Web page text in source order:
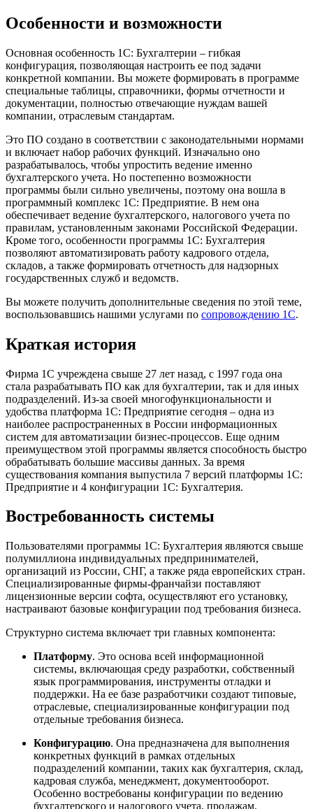
Особенности и возможности
Основная особенность 1С: Бухгалтерии – гибкая
конфигурация, позволяющая настроить ее под задачи
конкретной компании. Вы можете формировать в программе
специальные таблицы, справочники, формы отчетности и
документации, полностью отвечающие нуждам вашей
компании, отраслевым стандартам.
Это ПО создано в соответствии с законодательными нормами
и включает набор рабочих функций. Изначально оно
разрабатывалось, чтобы упростить ведение именно
бухгалтерского учета. Но постепенно возможности
программы были сильно увеличены, поэтому она вошла в
программный комплекс 1С: Предприятие. В нем она
обеспечивает ведение бухгалтерского, налогового учета по
правилам, установленным законами Российской Федерации.
Кроме того, особенности программы 1С: Бухгалтерия
позволяют автоматизировать работу кадрового отдела,
складов, а также формировать отчетность для надзорных
государственных служб и ведомств.
Вы можете получить дополнительные сведения по этой теме,
воспользовавшись нашими услугами по сопровождению 1С.
Краткая история
Фирма 1С учреждена свыше 27 лет назад, с 1997 года она
стала разрабатывать ПО как для бухгалтерии, так и для иных
подразделений. Из-за своей многофункциональности и
удобства платформа 1С: Предприятие сегодня – одна из
наиболее распространенных в России информационных
систем для автоматизации бизнес-процессов. Еще одним
преимуществом этой программы является способность быстро
обрабатывать большие массивы данных. За время
существования компания выпустила 7 версий платформы 1С:
Предприятие и 4 конфигурации 1С: Бухгалтерия.
Востребованность системы
Пользователями программы 1С: Бухгалтерия являются свыше
полумиллиона индивидуальных предпринимателей,
организаций из России, СНГ, а также ряда европейских стран.
Специализированные фирмы-франчайзи поставляют
лицензионные версии софта, осуществляют его установку,
настраивают базовые конфигурации под требования бизнеса.
Структурно система включает три главных компонента:
Платформу. Это основа всей информационной
системы, включающая среду разработки, собственный
язык программирования, инструменты отладки и
поддержки. На ее базе разработчики создают типовые,
отраслевые, специализированные конфигурации под
отдельные требования бизнеса.
Конфигурацию. Она предназначена для выполнения
конкретных функций в рамках отдельных
подразделений компании, таких как бухгалтерия, склад,
кадровая служба, менеджмент, документооборот.
Особенно востребованы конфигурации по ведению
бухгалтерского и налогового учета, продажам,